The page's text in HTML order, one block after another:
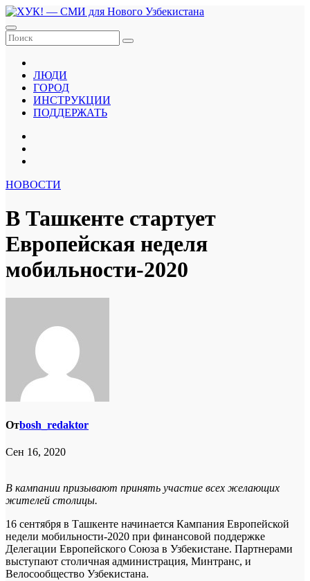
Перейти
к
содержанию
ЛЮДИ
ГОРОД
ИНСТРУКЦИИ
ПОДДЕРЖАТЬ
НОВОСТИ
В Ташкенте стартует
Европейская неделя
мобильности-2020
Отbosh_redaktor
Сен 16, 2020
В кампании призывают принять участие всех желающих
жителей столицы.
16 сентября в Ташкенте начинается Кампания Европейской
недели мобильности-2020 при финансовой поддержке
Делегации Европейского Союза в Узбекистане. Партнерами
выступают столичная администрация, Минтранс, и
Велосообщество Узбекистана.